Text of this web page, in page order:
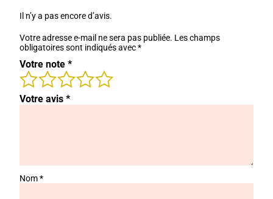
Il n’y a pas encore d’avis.
Votre adresse e-mail ne sera pas publiée. Les champs
obligatoires sont indiqués avec*
Votre note *
Votre avis *
Nom*